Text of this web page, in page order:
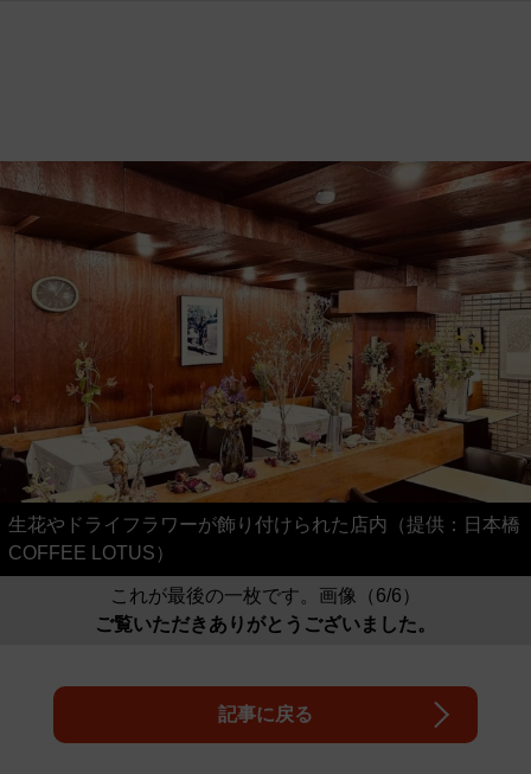
生花やドライフラワーが飾り付けられた店内（提供：日本橋
COFFEE LOTUS）
これが最後の一枚です。画像（6/6）
ご覧いただきありがとうございました。
記事に戻る